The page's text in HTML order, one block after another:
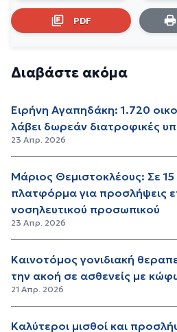
PDF
Διαβάστε ακόμα
Ειρήνη Αγαπηδάκη: 1.720
λάβει δωρεάν διατροφικές
23 Απρ. 2026
Μάριος Θεμιστοκλέους: Σε 15
πλατφόρμα για προσλήψεις
νοσηλευτικού προσωπικού
23 Απρ. 2026
Καινοτόμος γονιδιακή
την ακοή σε ασθενείς με
21 Απρ. 2026
Καλύτεροι μισθοί και